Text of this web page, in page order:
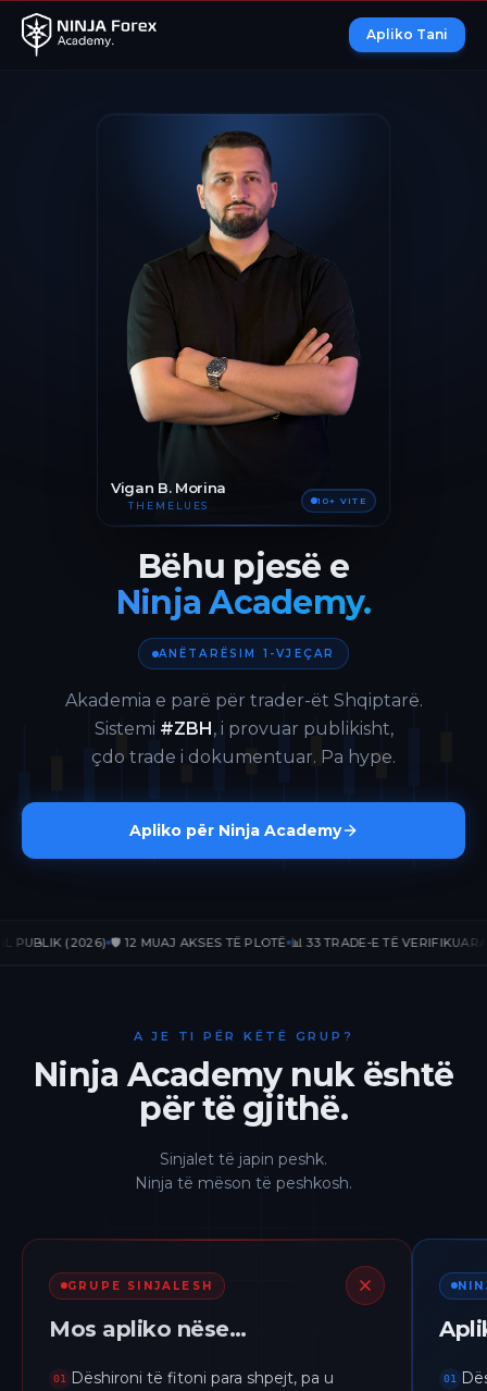
Apliko Tani
Vigan B. Morina
THEMELUES 10+ VITE
Bëhu pjesë e
Ninja Academy.
ANËTARËSIM 1-VJEÇAR
Akademia e parë për trader-ët Shqiptarë.
Sistemi #ZBH, i provuar publikisht,
çdo trade i dokumentuar. Pa hype.
Apliko për Ninja Academy
(2026) 🛡️ 12 MUAJ AKSES TË PLOTË 📊 33 TRADE-E TË VERIFIKUARA 📈
A JE TI PËR KËTË GRUP?
Ninja Academy nuk është
për të gjithë.
Sinjalet të japin peshk.
Ninja të mëson të peshkosh.
GRUPE SINJALESH
Mos apliko nëse…
01
Dëshironi të fitoni para shpejt, pa u
01